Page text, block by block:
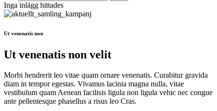
Inga inlägg hittades
Ut venenatis non
Ut venenatis non velit
Morbi hendrerit leo vitae quam ornare venenatis. Curabitur gravida
diam in tempor egestas. Vivamus lacinia magna nulla, vitae
vestibulum quam Aenean facilisis ligula non ligula vehic nec congue
ante pellentesque phasellus a risus leo Cras.